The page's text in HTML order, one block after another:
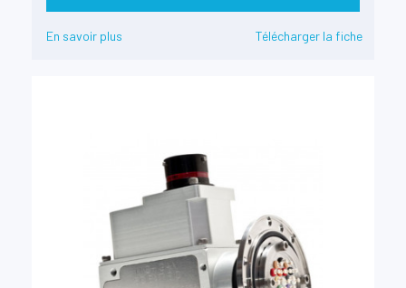
En savoir plus Télécharger la fiche